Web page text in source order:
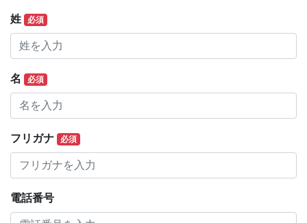
姓 必須
名 必須
フリガナ 必須
電話番号